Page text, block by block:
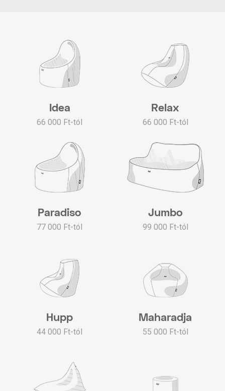
Idea
66 000 Ft-tól
Relax
66 000 Ft-tól
Paradiso
77 000 Ft-tól
Jumbo
99 000 Ft-tól
Hupp
44 000 Ft-tól
Maharadja
55 000 Ft-tól